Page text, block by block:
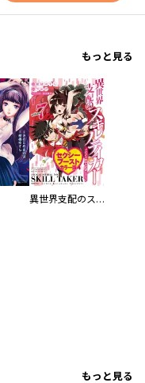
もっと見る
異世界支配のスキルテイカー ゼロから始める奴隷ハーレム セクシーブーストカラー版（７）
もっと見る